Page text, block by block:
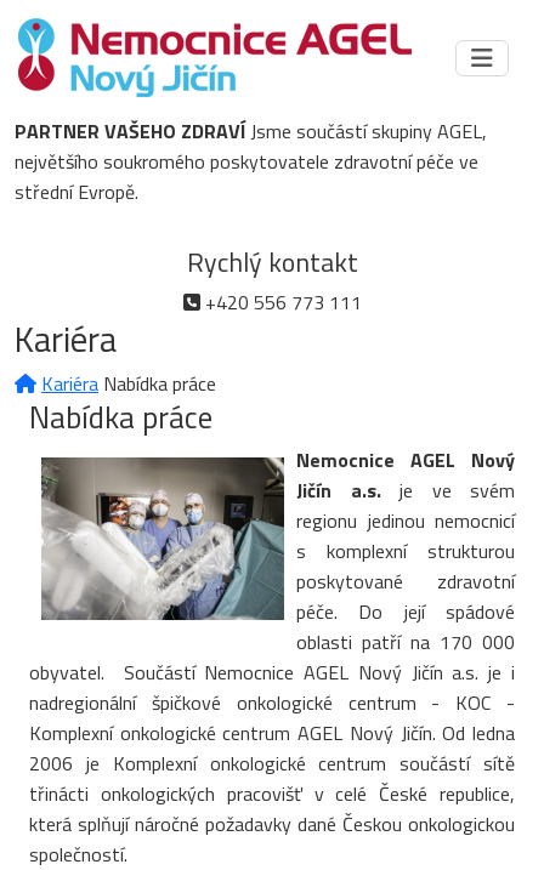
PARTNER VAŠEHO ZDRAVÍJsme součástí skupiny AGEL,
největšího soukromého poskytovatele zdravotní péče ve
střední Evropě.
Rychlý kontakt
+420 556 773 111
Kariéra
Kariéra Nabídka práce
Nabídka práce
Nemocnice AGEL Nový
Jičín a.s. je ve svém
regionu jedinou nemocnicí
s komplexní strukturou
poskytované zdravotní
péče. Do její spádové
oblasti patří na 170 000
obyvatel. Součástí Nemocnice AGEL Nový Jičín a.s. je i
nadregionální špičkové onkologické centrum - KOC -
Komplexní onkologické centrum AGEL Nový Jičín. Od ledna
2006 je Komplexní onkologické centrum součástí sítě
třinácti onkologických pracovišť v celé České republice,
která splňují náročné požadavky dané Českou onkologickou
společností.